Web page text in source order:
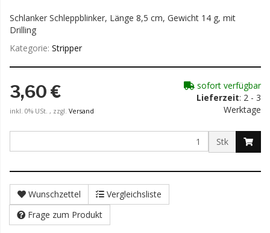
Schlanker Schleppblinker, Länge 8,5 cm, Gewicht 14 g, mit
Drilling
Kategorie: Stripper
3,60 €
inkl. 0% USt. , zzgl. Versand
sofort verfügbar
Lieferzeit: 2 - 3
Werktage
Stk
Wunschzettel
Vergleichsliste
Frage zum Produkt